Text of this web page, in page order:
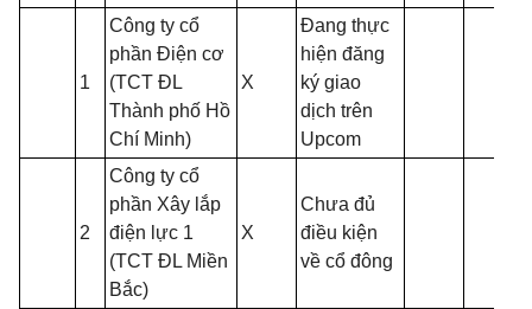
1
Công ty cổ
phần Điện cơ
(TCT ĐL
Thành phố Hồ
Chí Minh)
X
Đang thực
hiện đăng
ký giao
dịch trên
Upcom
2
Công ty cổ
phần Xây lắp
điện lực 1
(TCT ĐL Miền
Bắc)
X
Chưa đủ
điều kiện
về cổ đông